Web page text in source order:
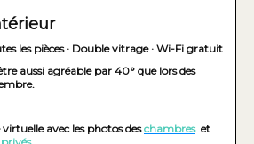
les pièces · Double vitrage · Wi-Fi gratuit
aussi agréable par 40° que lors des
avec les photos deschambres et